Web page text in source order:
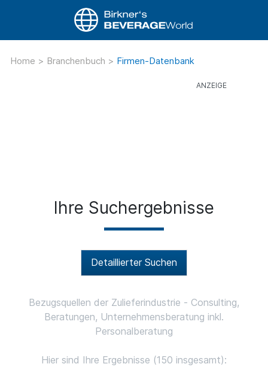
Home > Branchenbuch > Firmen-Datenbank
Ihre Suchergebnisse
Detaillierter Suchen
Bezugsquellen der Zulieferindustrie - Consulting,
Beratungen, Unternehmensberatung inkl.
Personalberatung
Hier sind Ihre Ergebnisse (150 insgesamt):